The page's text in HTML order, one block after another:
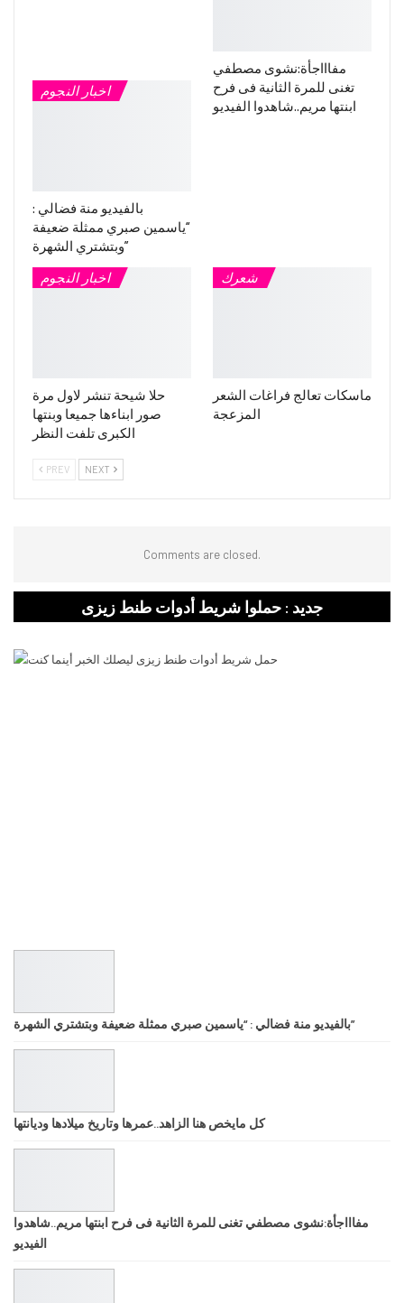
اخبار النجوم
بالفيديو منة فضالي :
“ياسمين صبري ممثلة ضعيفة
وبتشتري الشهرة”
مفاااجأة:نشوى مصطفي
تغنى للمرة الثانية فى فرح
ابنتها مريم..شاهدوا الفيديو
اخبار النجوم
حلا شيحة تنشر لاول مرة
صور ابناءها جميعا وبنتها
الكبرى تلفت النظر
شعرك
ماسكات تعالج فراغات الشعر
المزعجة
PREV NEXT
Comments are closed.
جديد : حملوا شريط أدوات طنط زيزى
بالفيديو منة فضالي : “ياسمين صبري ممثلة ضعيفة وبتشتري الشهرة”
كل مايخص هنا الزاهد..عمرها وتاريخ ميلادها وديانتها
مفاااجأة:نشوى مصطفي تغنى للمرة الثانية فى فرح ابنتها مريم..شاهدوا
الفيديو